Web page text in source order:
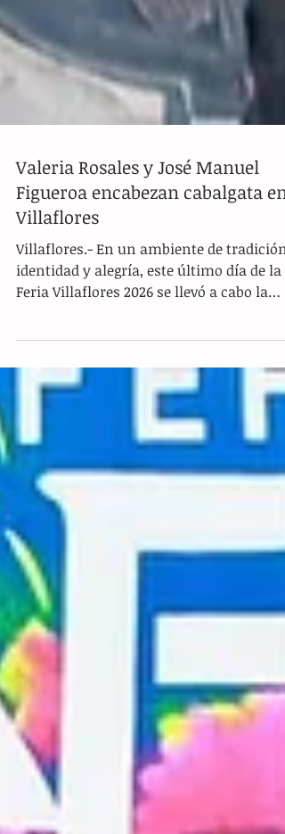
Valeria Rosales y José Manuel
Figueroa encabezan cabalgata en
Villaflores
Feria Villaflores 2026 se llevó a cabo la
gran cabalgata, encabezada por la
presidenta municipal, Valeria Rosales
Sarmiento, y el reconocido artista José
Manuel Figueroa, evento que reunió a
cerca de 500 cabalgantes provenientes de
distintos municipios de la región
Frailesca. El recorrido congregó a
charros y aficionados a las tradiciones
ecuestres, quienes acompañaron el
trayecto